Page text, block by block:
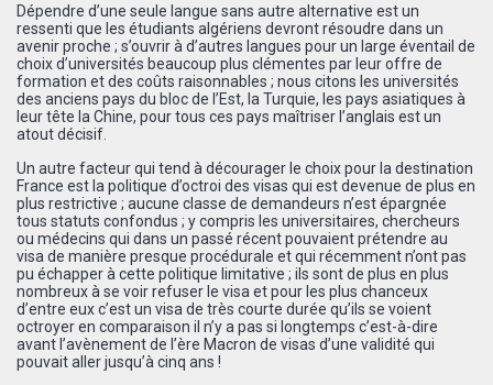
Dépendre d’une seule langue sans autre alternative est un
ressenti que les étudiants algériens devront résoudre dans un
avenir proche ; s’ouvrir à d’autres langues pour un large éventail de
choix d’universités beaucoup plus clémentes par leur offre de
formation et des coûts raisonnables ; nous citons les universités
des anciens pays du bloc de l’Est, la Turquie, les pays asiatiques à
leur tête la Chine, pour tous ces pays maîtriser l’anglais est un
atout décisif.
Un autre facteur qui tend à décourager le choix pour la destination
France est la politique d’octroi des visas qui est devenue de plus en
plus restrictive ; aucune classe de demandeurs n’est épargnée
tous statuts confondus ; y compris les universitaires, chercheurs
ou médecins qui dans un passé récent pouvaient prétendre au
visa de manière presque procédurale et qui récemment n’ont pas
pu échapper à cette politique limitative ; ils sont de plus en plus
nombreux à se voir refuser le visa et pour les plus chanceux
d’entre eux c’est un visa de très courte durée qu’ils se voient
octroyer en comparaison il n’y a pas si longtemps c’est-à-dire
avant l’avènement de l’ère Macron de visas d’une validité qui
pouvait aller jusqu’à cinq ans !